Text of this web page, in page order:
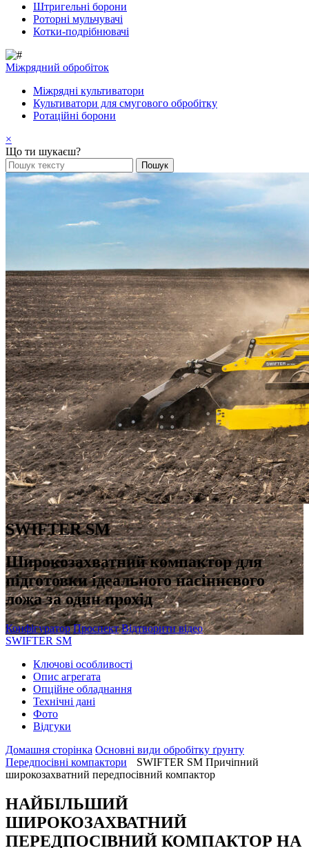
Штригельні борони
Pоторні мульчувачі
Котки-подрібнювачі
Mіжрядний обробіток
Міжрядні культиватори
Культиватори для смугового обробітку
Ротаційні борони
×
Що ти шукаєш?
SWIFTER SM
Широкозахватний компактор для
підготовки ідеального насіннєвого
ложа за один прохід
Конфігуратор Проспект Відтворити відео
SWIFTER SM
Ключові особливості
Oпис агрегата
Oпційне обладнання
Технічні дані
Фото
Відгуки
Домашня сторінка Oсновні види обробітку ґрунту
Передпосівні компактори
SWIFTER SM Причіпний
широкозахватний передпосівний компактор
НАЙБІЛЬШИЙ
ШИРОКОЗАХВАТНИЙ
ПЕРЕДПОСІВНИЙ КОМПАКТОР НА